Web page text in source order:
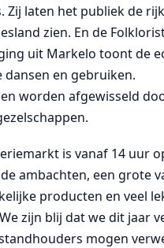
Zij laten het publiek de
zien. En de
uit Markelo toont de
dansen en gebruiken.
worden afgewisseld
is vanaf 14 uur
ambachten, een grote
producten en veel
zijn blij dat we dit jaar
mogen